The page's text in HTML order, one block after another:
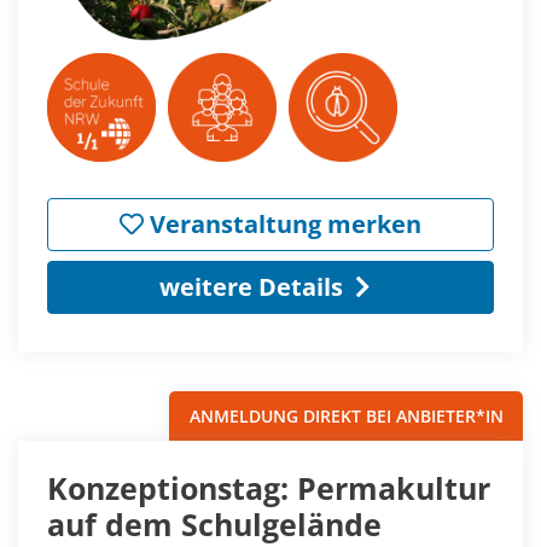
Veranstaltung merken
weitere Details
ANMELDUNG DIREKT BEI ANBIETER*IN
Konzeptionstag: Permakultur
auf dem Schulgelände